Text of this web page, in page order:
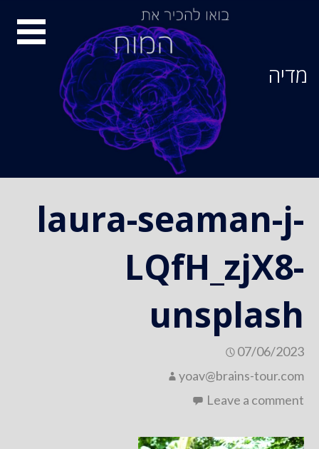
מדיה
laura-seaman-j-
LQfH_zjX8-
unsplash
07/06/2023
yoav@brains-tour.com
Leave a comment